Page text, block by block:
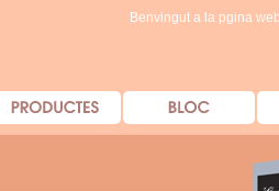
Benvingut a la pgina web